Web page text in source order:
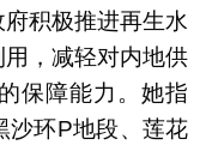
积极推进再生水
，减轻对内地供
保障能力。她指
沙环P地段、莲花